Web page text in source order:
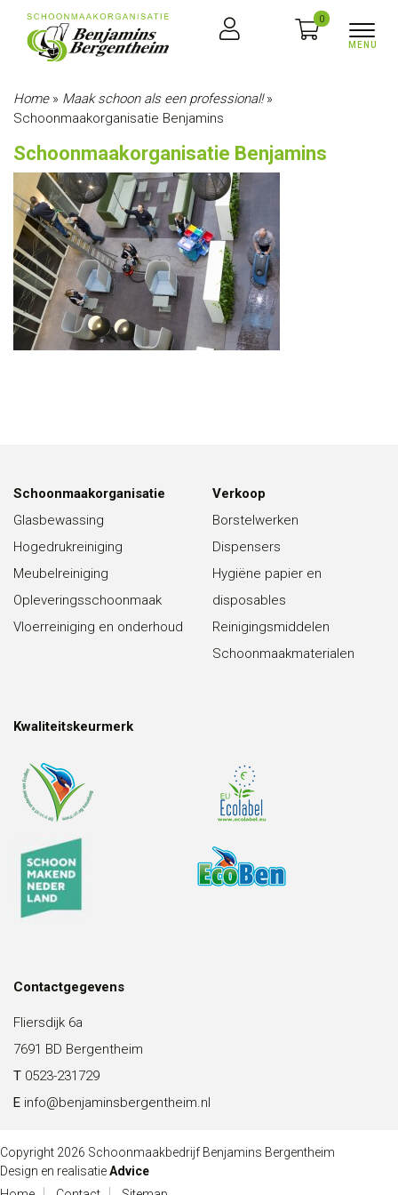
0
Home» Maak schoon als een professional!»
Schoonmaakorganisatie Benjamins
Schoonmaakorganisatie Benjamins
Schoonmaakorganisatie
Glasbewassing
Hogedrukreiniging
Meubelreiniging
Opleveringsschoonmaak
Vloerreiniging en onderhoud
Verkoop
Borstelwerken
Dispensers
Hygiëne papier en
disposables
Reinigingsmiddelen
Schoonmaakmaterialen
Kwaliteitskeurmerk
Contactgegevens
Fliersdijk 6a
7691 BD Bergentheim
T 0523-231729
E info@benjaminsbergentheim.nl
Copyright 2026 Schoonmaakbedrijf Benjamins Bergentheim
Design en realisatieAdvice